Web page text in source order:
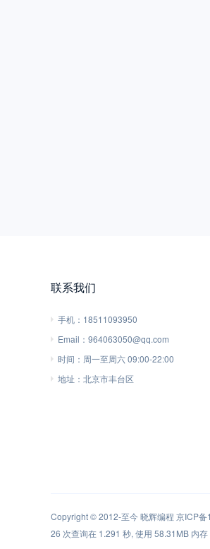
联系我们
手机： 18511093950
Email： 964063050@qq.com
时间： 周一至周六 09:00-22:00
地址： 北京市丰台区
Copyright © 2012-至今晓辉编程 京ICP备
26 次查询在 1.291 秒, 使用 58.31MB 内存